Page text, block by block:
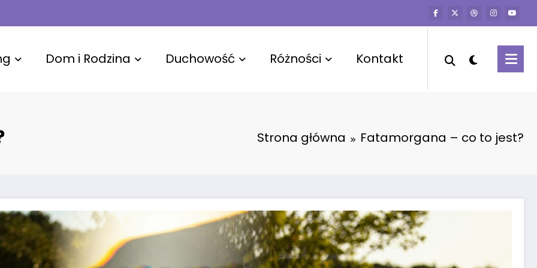
Dom i Rodzina Duchowość Różności Kontakt
Strona główna Fatamorgana – co to jest?